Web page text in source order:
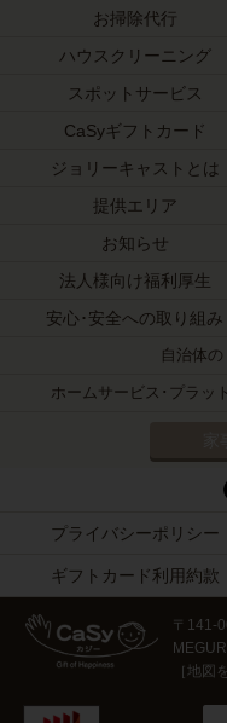
お掃除代行
ハウスクリーニング
スポットサービス
CaSyギフトカード
ジョリーキャストとは
提供エリア
お知らせ
法人様向け福利厚生
安心･安全への取り組み
自治体の
ホームサービス･プラッ
プライバシーポリシー
ギフトカード利用約款
〒141-
［地図